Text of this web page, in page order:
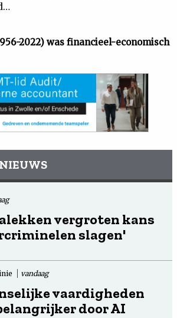
2022) was financieel-economisch
vergroten kans
slagen'
vandaag
vaardigheden
door AI